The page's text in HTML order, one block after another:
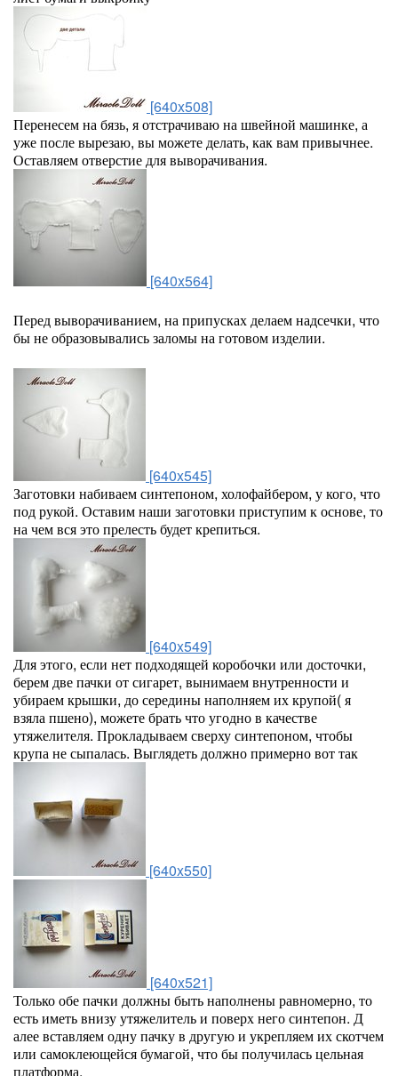
[640x508]
Перенесем на бязь, я отстрачиваю на швейной машинке, а
уже после вырезаю, вы можете делать, как вам привычнее.
Оставляем отверстие для выворачивания.
[640x564]
Перед выворачиванием, на припусках делаем надсечки, что
бы не образовывались заломы на готовом изделии.
[640x545]
Заготовки набиваем синтепоном, холофайбером, у кого, что
под рукой. Оставим наши заготовки приступим к основе, то
на чем вся это прелесть будет крепиться.
[640x549]
Для этого, если нет подходящей коробочки или досточки,
берем две пачки от сигарет, вынимаем внутренности и
убираем крышки, до середины наполняем их крупой( я
взяла пшено), можете брать что угодно в качестве
утяжелителя. Прокладываем сверху синтепоном, чтобы
крупа не сыпалась. Выглядеть должно примерно вот так
[640x550]
[640x521]
Только обе пачки должны быть наполнены равномерно, то
есть иметь внизу утяжелитель и поверх него синтепон. Д
алее вставляем одну пачку в другую и укрепляем их скотчем
или самоклеющейся бумагой, что бы получилась цельная
платформа.